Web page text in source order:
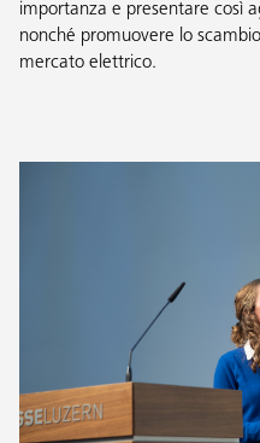
importanza e presentare così
nonché promuovere lo
mercato elettrico.